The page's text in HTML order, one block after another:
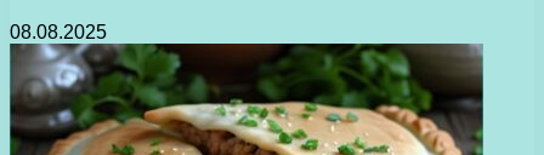
08.08.2025